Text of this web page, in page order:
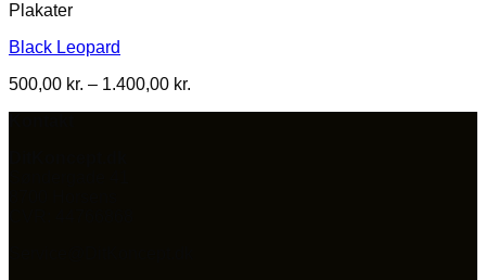
Plakater
Black Leopard
500,00 kr. – 1.400,00 kr.